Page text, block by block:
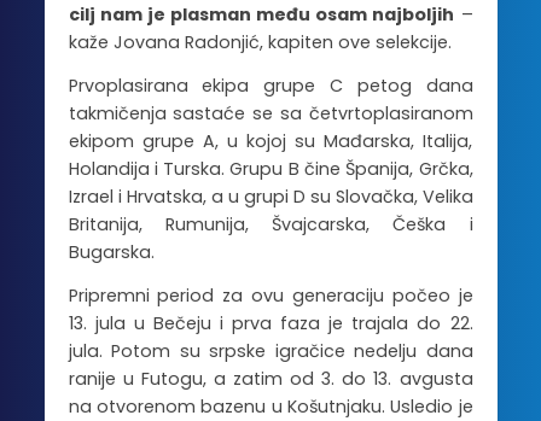
cilj nam je plasman među osam najboljih –
kaže Jovana Radonjić, kapiten ove selekcije.
Prvoplasirana ekipa grupe C petog dana
takmičenja sastaće se sa četvrtoplasiranom
ekipom grupe A, u kojoj su Mađarska, Italija,
Holandija i Turska. Grupu B čine Španija, Grčka,
Izrael i Hrvatska, a u grupi D su Slovačka, Velika
Britanija, Rumunija, Švajcarska, Češka i
Bugarska.
Pripremni period za ovu generaciju počeo je
13. jula u Bečeju i prva faza je trajala do 22.
jula. Potom su srpske igračice nedelju dana
ranije u Futogu, a zatim od 3. do 13. avgusta
na otvorenom bazenu u Košutnjaku. Usledio je